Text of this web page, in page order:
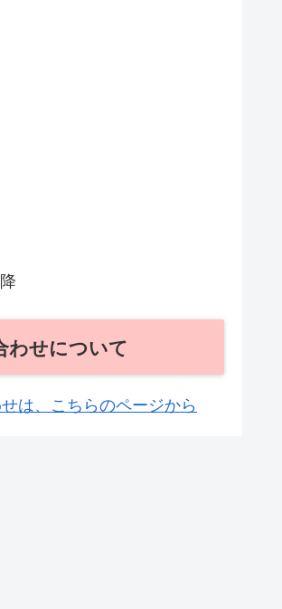
わせについて
は、こちらのページから